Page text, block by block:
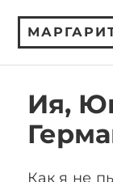
Ия,
Как я не